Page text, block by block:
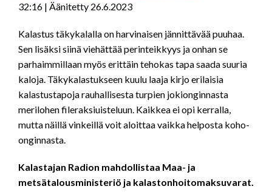
SHARE
LINK
EMBED
32:16 | Äänitetty 26.6.2023
Kalastus täkykalalla on harvinaisen jännittävää puuhaa.
Sen lisäksi siinä viehättää perinteikkyys ja onhan se
parhaimmillaan myös erittäin tehokas tapa saada suuria
kaloja. Täkykalastukseen kuulu laaja kirjo erilaisia
kalastustapoja rauhallisesta turpien jokionginnasta
merilohen fileraksiuisteluun. Kaikkea ei opi kerralla,
mutta näillä vinkeillä voit aloittaa vaikka helposta koho-
onginnasta.
Kalastajan Radion mahdollistaa Maa- ja
metsätalousministeriö ja kalastonhoitomaksuvarat.